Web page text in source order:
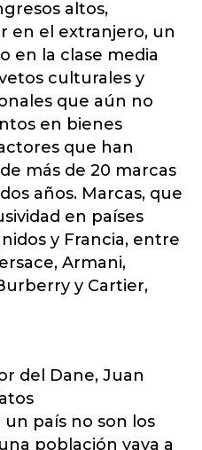
altos,
en el extranjero, un
en la clase media
culturales y
que aún no
en bienes
que han
más de 20 marcas
años. Marcas, que
en países
y Francia, entre
Armani,
y Cartier,
del Dane, Juan
país no son los
población vaya a